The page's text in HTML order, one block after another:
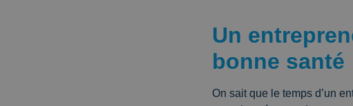
Un
bonne santé
On sait que le temps d’un